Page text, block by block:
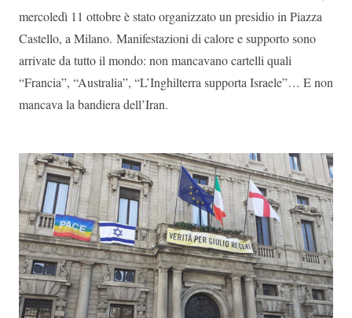
mercoledì 11 ottobre è stato organizzato un presidio in Piazza
Castello, a Milano. Manifestazioni di calore e supporto sono
arrivate da tutto il mondo: non mancavano cartelli quali
“Francia”, “Australia”, “L’Inghilterra supporta Israele”… E non
mancava la bandiera dell’Iran.